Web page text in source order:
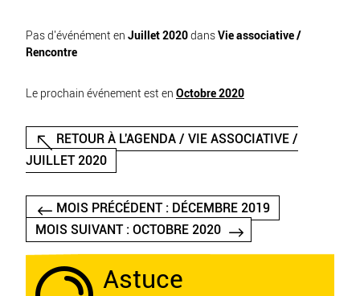
Pas d'événément en Juillet 2020dansVie associative /
Rencontre
Le prochain événement est en Octobre 2020
RETOUR À L'AGENDA / VIE ASSOCIATIVE /
JUILLET 2020
MOIS PRÉCÉDENT : DÉCEMBRE 2019
MOIS SUIVANT : OCTOBRE 2020
Astuce